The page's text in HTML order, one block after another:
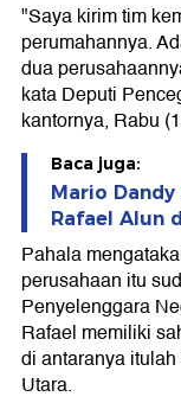
"Saya kirim tim
perumahannya.
dua
kata Deputi
kantornya, Rabu
Baca juga:
Mario
Rafael Alun
Pahala
perusahaan itu
Penyelenggara
Rafael memiliki
di antaranya
Utara.